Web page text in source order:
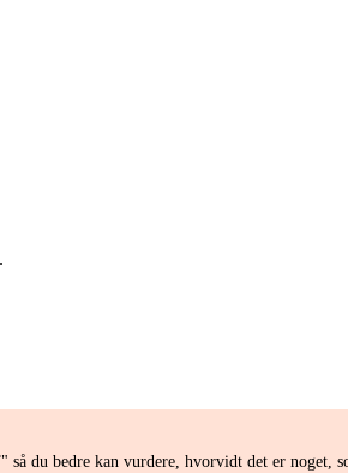
du bedre kan vurdere, hvorvidt det er noget,